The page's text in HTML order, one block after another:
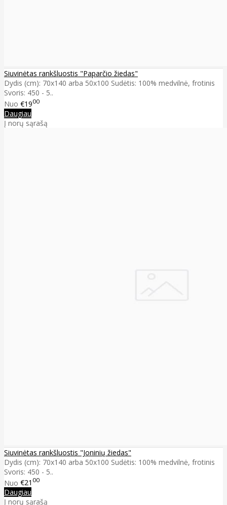
Siuvinėtas rankšluostis "Paparčio žiedas"
Dydis (cm): 70x140 arba 50x100 Sudėtis: 100% medvilnė, frotinis
Svoris: 450 - 5..
Nuo €1900
Daugiau
Į norų sąrašą
Siuvinėtas rankšluostis "Joninių žiedas"
Dydis (cm): 70x140 arba 50x100 Sudėtis: 100% medvilnė, frotinis
Svoris: 450 - 5..
Nuo €21 00
Daugiau
Į norų sąrašą